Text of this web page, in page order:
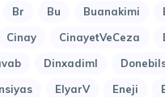
Br Bu Buanakimi
Cinay CinayetVeCeza
Dinxadiml
ElyarV Eneji